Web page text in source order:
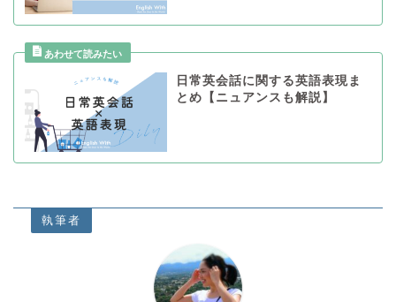
日常英会話に関する英語表現ま
とめ【ニュアンスも解説】
執筆者